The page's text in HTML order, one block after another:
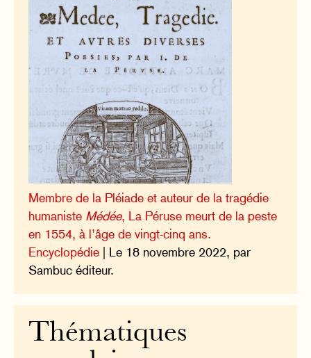
Membre de la Pléiade et auteur de la tragédie
humaniste Médée, La Péruse meurt de la peste
en 1554, à l’âge de vingt-cinq ans.
Encyclopédie | Le 18 novembre 2022, par
Sambuc éditeur.
Thématiques